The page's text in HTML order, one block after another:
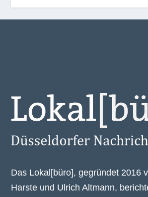
Das Lokal[büro], gegründet 2016
Harste und Ulrich Altmann,